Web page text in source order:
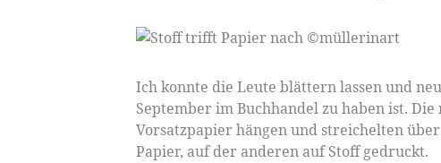
Ich konnte die Leute blättern lassen und
September im Buchhandel zu haben ist.
Vorsatzpapier hängen und streichelten
Papier, auf der anderen auf Stoff gedruckt.